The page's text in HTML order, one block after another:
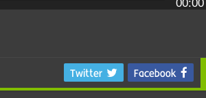
00:00
Facebook
Twitter